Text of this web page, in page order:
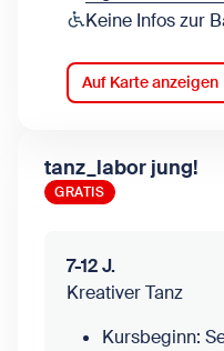
Keine Infos zur
Auf Karte anzeigen
tanz_labor jung!
GRATIS
7-12 J.
Kreativer Tanz
Kursbeginn: